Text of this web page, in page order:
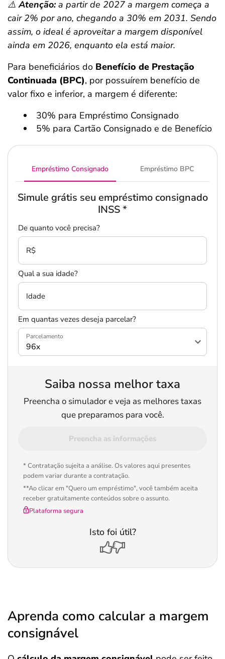
⚠️Atenção:a partir de 2027 a margem começa a
cair 2% por ano, chegando a 30% em 2031. Sendo
assim, o ideal é aproveitar a margem disponível
ainda em 2026, enquanto ela está maior.
Para beneficiários do Benefício de Prestação
Continuada (BPC), por possuírem benefício de
valor fixo e inferior, a margem é diferente:
30% para Empréstimo Consignado
5% para Cartão Consignado e de Benefício
Empréstimo Consignado Empréstimo BPC
Simule grátis seu empréstimo consignado
INSS*
De quanto você precisa?
R$
Qual a sua idade?
Idade
Em quantas vezes deseja parcelar?
Parcelamento
Saiba nossa melhor taxa
Preencha o simulador e veja as melhores taxas
que preparamos para você.
Preencha as informações
* Contratação sujeita a análise. Os valores aqui presentes
podem variar durante a contratação.
**Ao clicar em "Quero um empréstimo", você também aceita
receber gratuitamente conteúdos sobre o assunto.
Plataforma segura
Isto foi útil?
Aprenda como calcular a margem
consignável